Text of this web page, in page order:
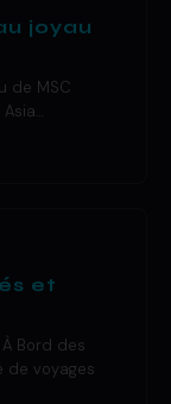
joyau
de MSC
et
Bord des
de voyages